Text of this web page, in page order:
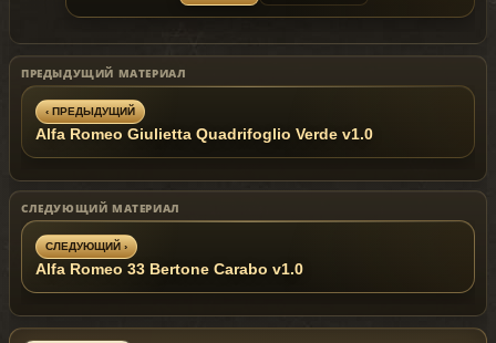
ПРЕДЫДУЩИЙ МАТЕРИАЛ
‹ ПРЕДЫДУЩИЙ
Alfa Romeo Giulietta Quadrifoglio Verde v1.0
СЛЕДУЮЩИЙ МАТЕРИАЛ
СЛЕДУЮЩИЙ ›
Alfa Romeo 33 Bertone Carabo v1.0